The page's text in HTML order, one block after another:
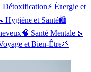
Détoxification⚡ Énergie et
Hygiène et Santé🛍️
🧠 Santé Mentale🌿
et Bien-Être🌱